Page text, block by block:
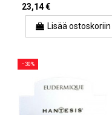
23,14 €
Lisää ostoskoriin
−30%